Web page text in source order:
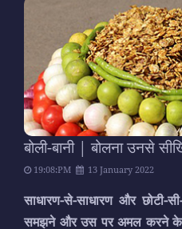
बोली-बानी | बोलना उनसे
19:08:PM 13 January 2022
साधारण-से-साधारण और छोटी-
समझने और उस पर अमल करने के